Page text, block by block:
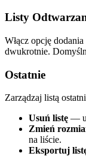
Listy
Włącz opcję
dwukrotnie.
Ostatnie
Zarządzaj listą
Usuń listę —
Zmień
na liście.
Eksportuj